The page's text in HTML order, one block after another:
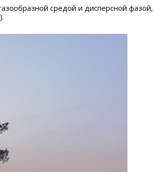
средой и дисперсной фазой,